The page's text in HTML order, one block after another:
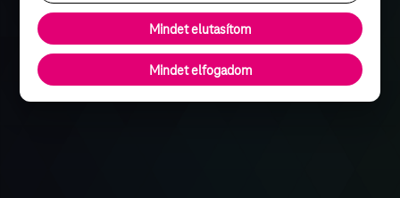
Mindet elutasítom
Mindet elfogadom